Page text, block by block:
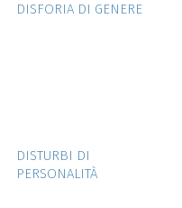
DISFORIA DI GENERE
DISTURBI DI
PERSONALITÀ